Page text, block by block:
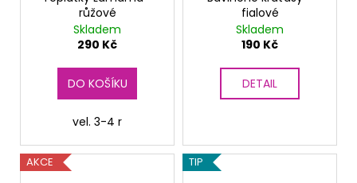
růžové
Skladem
290 Kč
DO KOŠÍKU
vel. 3-4 r
fialové
Skladem
190 Kč
DETAIL
AKCE TIP